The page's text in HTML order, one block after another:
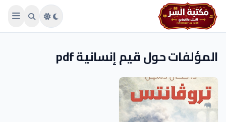
Skip to main content
المؤلفات حول قيم إنسانية pdf